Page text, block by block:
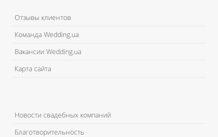
Отзывы клиентов
Команда Wedding.ua
Вакансии Wedding.ua
Карта сайта
Новости свадебных компаний
Благотворительность